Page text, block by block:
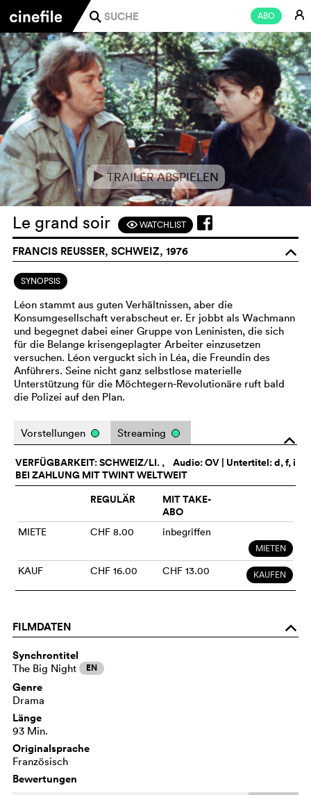
ABO E
j
eTRAILER ABSPIELEN
Le grand soir FWATCHLIST
FRANCIS REUSSER, SCHWEIZ, 1976 o
SYNOPSIS
Léon stammt aus guten Verhältnissen, aber die
Konsumgesellschaft verabscheut er. Er jobbt als Wachmann
und begegnet dabei einer Gruppe von Leninisten, die sich
für die Belange krisengeplagter Arbeiter einzusetzen
versuchen. Léon verguckt sich in Léa, die Freundin des
Anführers. Seine nicht ganz selbstlose materielle
Unterstützung für die Möchtegern-Revolutionäre ruft bald
die Polizei auf den Plan.
o
Vorstellungen Streaming
Audio:OV | Untertitel: d, f, i
VERFÜGBARKEIT: SCHWEIZ/LI. ,
BEI ZAHLUNG MIT TWINT WELTWEIT
REGULÄR
MIT TAKE-
ABO
MIETE CHF 8.00 inbegriffen
MIETEN
KAUF CHF 16.00 CHF 13.00 KAUFEN
FILMDATEN o
Synchrontitel
The Big Night EN
Genre
Drama
Länge
93 Min.
Originalsprache
Französisch
Bewertungen